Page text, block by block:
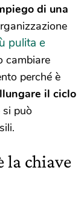
di una
pulita e
cambiare
perché è
il ciclo
si può
la chiave